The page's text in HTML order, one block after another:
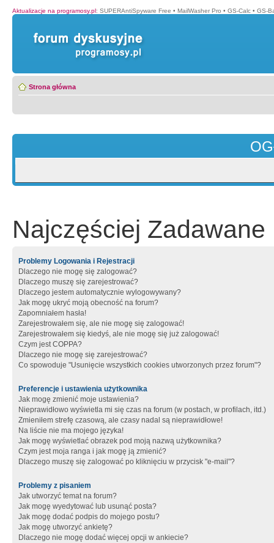
Aktualizacje na programosy.pl: SUPERAntiSpyware Free • MailWasher Pro • GS-Calc • GS-
Strona główna
Najczęściej Zadawane
Problemy Logowania i Rejestracji
Dlaczego nie mogę się zalogować?
Dlaczego muszę się zarejestrować?
Dlaczego jestem automatycznie wylogowywany?
Jak mogę ukryć moją obecność na forum?
Zapomniałem hasła!
Zarejestrowałem się, ale nie mogę się zalogować!
Zarejestrowałem się kiedyś, ale nie mogę się już zalogować!
Czym jest COPPA?
Dlaczego nie mogę się zarejestrować?
Co spowoduje "Usunięcie wszystkich cookies utworzonych przez forum"?
Preferencje i ustawienia użytkownika
Jak mogę zmienić moje ustawienia?
Nieprawidłowo wyświetla mi się czas na forum (w postach, w profilach, itd.)
Zmieniłem strefę czasową, ale czasy nadal są nieprawidłowe!
Na liście nie ma mojego języka!
Jak mogę wyświetlać obrazek pod moją nazwą użytkownika?
Czym jest moja ranga i jak mogę ją zmienić?
Dlaczego muszę się zalogować po kliknięciu w przycisk "e-mail"?
Problemy z pisaniem
Jak utworzyć temat na forum?
Jak mogę wyedytować lub usunąć posta?
Jak mogę dodać podpis do mojego postu?
Jak mogę utworzyć ankietę?
Dlaczego nie mogę dodać więcej opcji w ankiecie?